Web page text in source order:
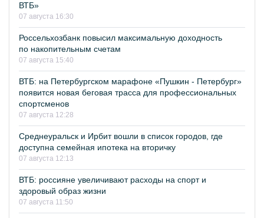
ВТБ»
07 августа 16:30
Россельхозбанк повысил максимальную доходность
по накопительным счетам
07 августа 15:40
ВТБ: на Петербургском марафоне «Пушкин - Петербург»
появится новая беговая трасса для профессиональных
спортсменов
07 августа 12:28
Среднеуральск и Ирбит вошли в список городов, где
доступна семейная ипотека на вторичку
07 августа 12:13
ВТБ: россияне увеличивают расходы на спорт и
здоровый образ жизни
07 августа 11:50